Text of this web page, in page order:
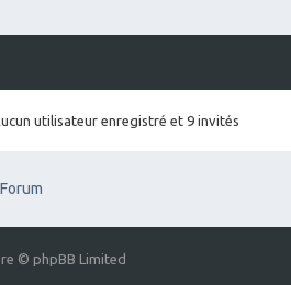
utilisateur enregistré et 9 invités
Forum
© phpBB Limited